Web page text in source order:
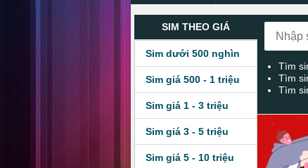
SIM THEO GIÁ
Sim dưới 500 nghìn
Sim giá 500 - 1 triệu
Sim giá 1 - 3 triệu
Sim giá 3 - 5 triệu
Sim giá 5 - 10 triệu
Tìm
Tìm
Tìm